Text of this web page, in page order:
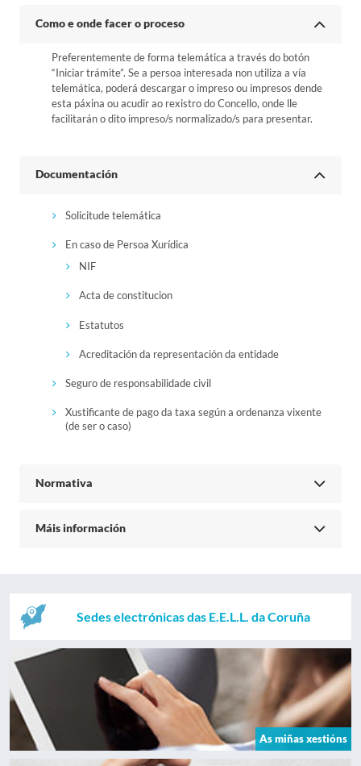
Como e onde facer o proceso
Preferentemente de forma telemática a través do botón
“Iniciar trámite”. Se a persoa interesada non utiliza a vía
telemática, poderá descargar o impreso ou impresos dende
esta páxina ou acudir ao rexistro do Concello, onde lle
facilitarán o dito impreso/s normalizado/s para presentar.
Documentación
Solicitude telemática
En caso de Persoa Xurídica
NIF
Acta de constitucion
Estatutos
Acreditación da representación da entidade
Seguro de responsabilidade civil
Xustificante de pago da taxa según a ordenanza vixente
(de ser o caso)
Normativa
Máis información
Sedes electrónicas das E.E.L.L. da Coruña
As miñas xestións